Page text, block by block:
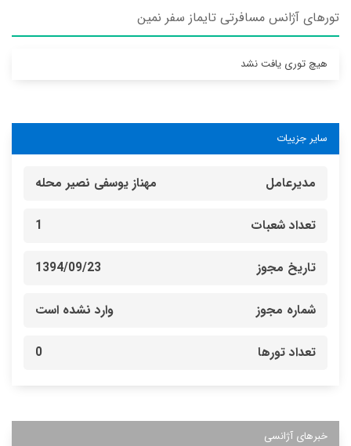
تورهای آژانس مسافرتی تايماز سفر نمين
هیچ توری یافت نشد
سایر جزییات
مدیرعامل مهناز یوسفی نصیر محله
تعداد شعبات 1
تاریخ مجوز 1394/09/23
شماره مجوز وارد نشده است
تعداد تورها 0
خبرهای آژانسی